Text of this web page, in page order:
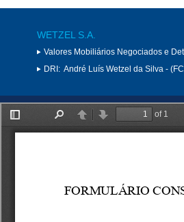
WETZEL S.A.
Valores Mobiliários Negociados e
DRI: André Luís Wetzel da Silva -